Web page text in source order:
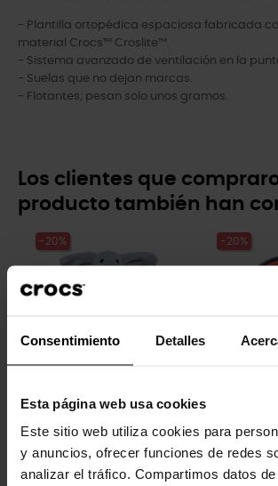
Consentimiento Detalles
Esta página web usa cookies
Este sitio web utiliza cookies para
y anuncios, ofrecer funciones de redes
analizar el tráfico. Compartimos datos
- Plantilla ortopédica espaciosa fabricada
material Crocs™ Croslite™.
- Sistema avanzado de ventilación en la
- Suelas que no dejan marcas.
- Flotantes; pesan solo unos gramos.
Los clientes que
producto también han
-20%
Conejo Huggitz
9,99 € 7,99 €
-20%
4,99 € 3,99